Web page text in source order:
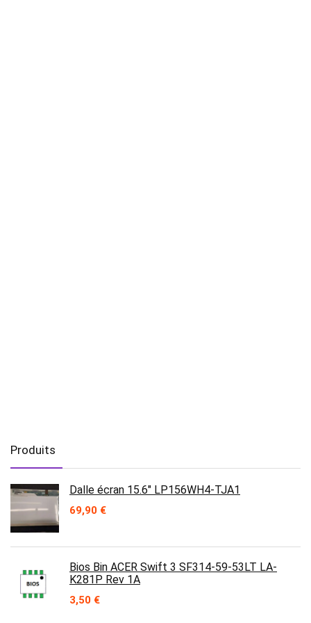
Produits
Dalle écran 15.6" LP156WH4-TJA1
69,90 €
Bios Bin ACER Swift 3 SF314-59-53LT LA-
K281P Rev 1A
3,50 €